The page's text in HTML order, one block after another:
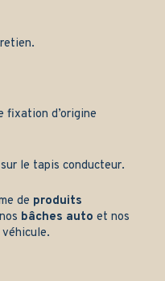
fixation d’origine
le tapis conducteur.
de produits
bâches auto et nos